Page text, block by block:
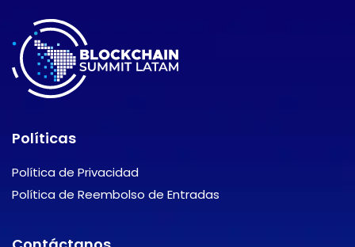
Políticas
Política de Privacidad
Política de Reembolso de Entradas